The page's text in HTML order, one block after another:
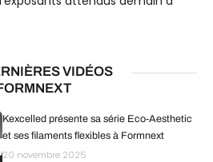
VIDÉOS
Kexcelled présente sa série Eco-Aesthetic
et ses filaments flexibles à Formnext
20 novembre 2025